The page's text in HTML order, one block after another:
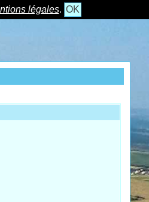
légales. OK